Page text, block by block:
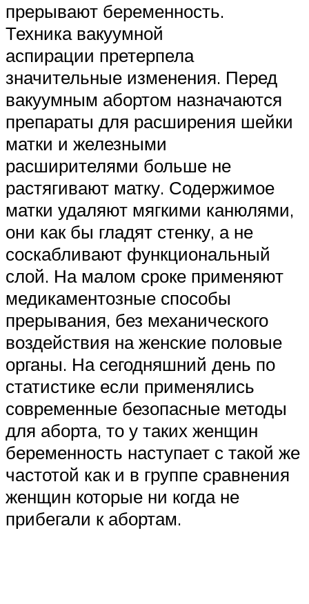
прерывают беременность.
Техника вакуумной
аспирации претерпела
значительные изменения. Перед
вакуумным абортом назначаются
препараты для расширения шейки
матки и железными
расширителями больше не
растягивают матку. Содержимое
матки удаляют мягкими канюлями,
они как бы гладят стенку, а не
соскабливают функциональный
слой. На малом сроке применяют
медикаментозные способы
прерывания, без механического
воздействия на женские половые
органы. На сегодняшний день по
статистике если применялись
современные безопасные методы
для аборта, то у таких женщин
беременность наступает с такой же
частотой как и в группе сравнения
женщин которые ни когда не
прибегали к абортам.